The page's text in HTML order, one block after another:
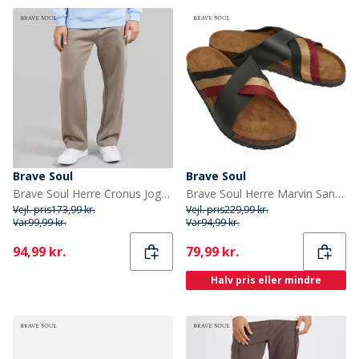
Brave Soul
Brave Soul Herre Cronus Joggingbukser Brun
Vejl. pris173,99 kr.
Var99,99 kr.
Current
94,99 kr.
Brave Soul
Brave Soul Herre Marvin Sandaler Sort
Vejl. pris229,99 kr.
Var94,99 kr.
Current
79,99 kr.
Halv pris eller mindre